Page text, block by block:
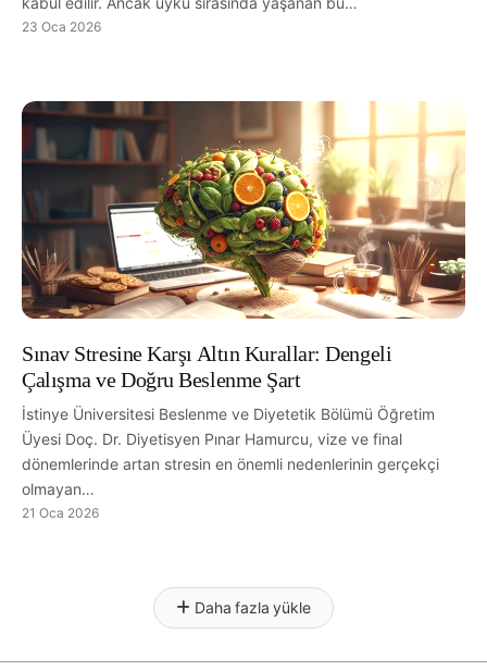
23 Oca 2026
Sınav Stresine Karşı Altın Kurallar: Dengeli
Çalışma ve Doğru Beslenme Şart
İstinye Üniversitesi Beslenme ve Diyetetik Bölümü Öğretim
Üyesi Doç. Dr. Diyetisyen Pınar Hamurcu, vize ve final
dönemlerinde artan stresin en önemli nedenlerinin gerçekçi
olmayan…
21 Oca 2026
Daha fazla yükle